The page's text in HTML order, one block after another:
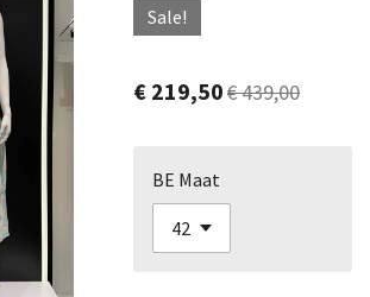
Sale!
€ 219,50€ 439,00
BE Maat